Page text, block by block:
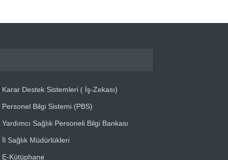
Karar Destek Sistemleri ( İş-Zekası)
Personel Bilgi Sistemi (PBS)
Yardımcı Sağlık Personeli Bilgi Bankası
İl Sağlık Müdürlükleri
E-Kütüphane